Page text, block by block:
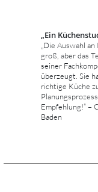
„Ein
„Die Auswahl
groß, aber das
seiner
überzeugt. Sie
richtige Küche
Empfehlung!“ –
Baden